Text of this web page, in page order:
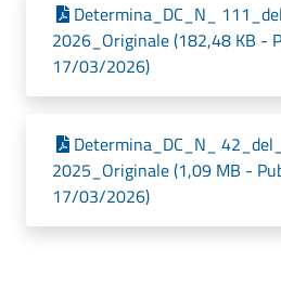
Determina_DC_N_
2026_Originale (182,48 KB -
17/03/2026)
Determina_DC_N_
2025_Originale (1,09 MB -
17/03/2026)